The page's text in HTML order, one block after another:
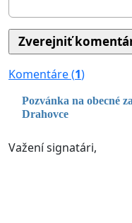
Komentáre (1)
Pozvánka na obecné
Drahovce
Važení signatári,